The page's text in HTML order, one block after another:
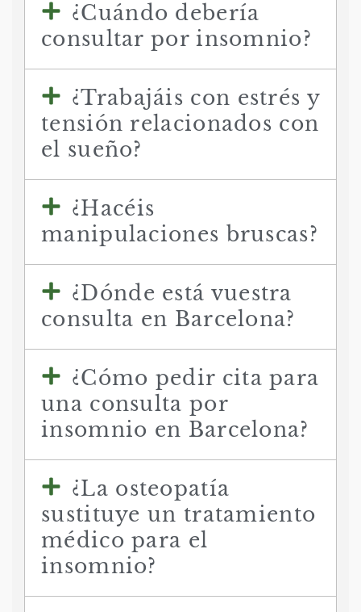
¿Cuándo debería
consultar por insomnio?
¿Trabajáis con estrés y
tensión relacionados con
el sueño?
¿Hacéis
manipulaciones bruscas?
¿Dónde está vuestra
consulta en Barcelona?
¿Cómo pedir cita para
una consulta por
insomnio en Barcelona?
¿La osteopatía
sustituye un tratamiento
médico para el
insomnio?